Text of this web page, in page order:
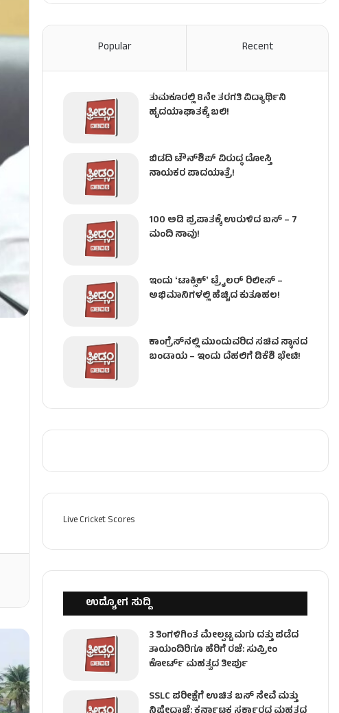
Popular Recent
ತುಮಕೂರಲ್ಲಿ 8ನೇ ತರಗತಿ ವಿದ್ಯಾರ್ಥಿನಿ
ಹೃದಯಾಘಾತಕ್ಕೆ ಬಲಿ!
ಬಿಡದಿ ಟೌನ್‌ಶಿಪ್‌ ವಿರುದ್ಧ ದೋಸ್ತಿ
ನಾಯಕರ ಪಾದಯಾತ್ರೆ!
100 ಅಡಿ ಪ್ರಪಾತಕ್ಕೆ ಉರುಳಿದ ಬಸ್‌ – 7
ಮಂದಿ ಸಾವು!
ಇಂದು ʻಟಾಕ್ಸಿಕ್ʼ ಟ್ರೈಲರ್ ರಿಲೀಸ್‌ –
ಅಭಿಮಾನಿಗಳಲ್ಲಿ ಹೆಚ್ಚಿದ ಕುತೂಹಲ!
ಕಾಂಗ್ರೆಸ್​ನಲ್ಲಿ ಮುಂದುವರಿದ ಸಚಿವ ಸ್ಥಾನದ
ಬಂಡಾಯ – ಇಂದು ದೆಹಲಿಗೆ ಡಿಕೆಶಿ ಭೇಟಿ!
Live Cricket Scores
ಉದ್ಯೋಗ ಸುದ್ದಿ
3 ತಿಂಗಳಿಗಿಂತ ಮೇಲ್ಪಟ್ಟ ಮಗು ದತ್ತು ಪಡೆದ
ತಾಯಂದಿರಿಗೂ ಹೆರಿಗೆ ರಜೆ: ಸುಪ್ರೀಂ
ಕೋರ್ಟ್ ಮಹತ್ವದ ತೀರ್ಪು
SSLC ಪರೀಕ್ಷೆಗೆ ಉಚಿತ ಬಸ್ ಸೇವೆ ಮತ್ತು